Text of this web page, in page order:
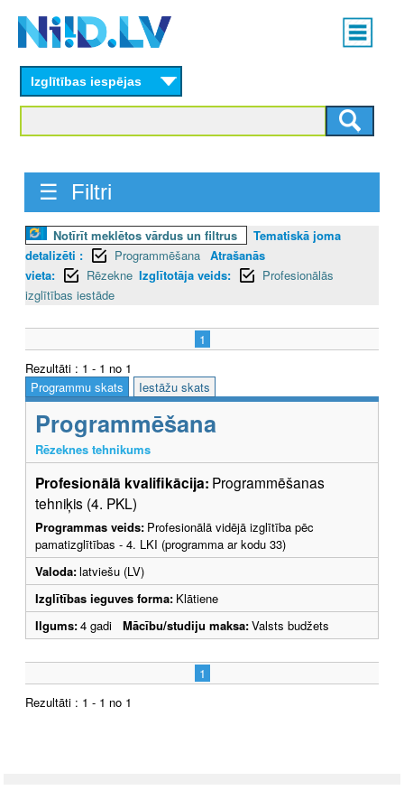
content
Main
menu
Izglītības iespējas
☰ Filtri
Notīrīt meklētos vārdus un filtrus
Tematiskā joma
detalizēti :
Programmēšana Atrašanās
vieta:
Rēzekne Izglītotāja veids:
Profesionālās
izglītības iestāde
1
Rezultāti : 1 - 1 no 1
Programmu skats
Iestāžu skats
Programmēšana
Rēzeknes tehnikums
Profesionālā kvalifikācija: Programmēšanas
tehniķis (4. PKL)
Programmas veids: Profesionālā vidējā izglītība pēc
pamatizglītības - 4. LKI (programma ar kodu 33)
Valoda:latviešu (LV)
Izglītības ieguves forma: Klātiene
Ilgums:4 gadi Mācību/studiju maksa:Valsts budžets
1
Rezultāti : 1 - 1 no 1